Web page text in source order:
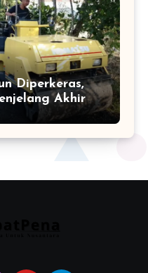
Diperkeras,
Akhir